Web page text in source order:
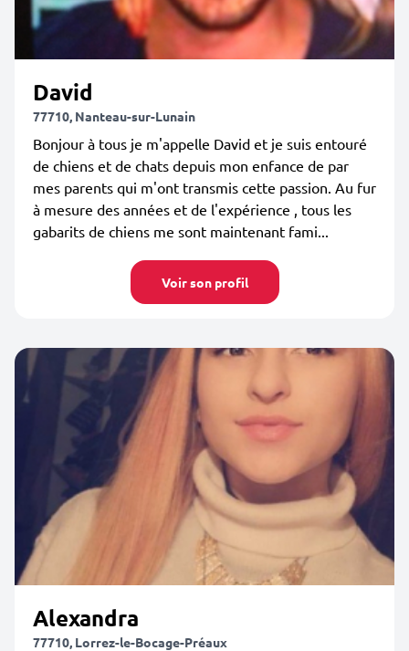
David
77710, Nanteau-sur-Lunain
Bonjour à tous je m'appelle David et je suis entouré
de chiens et de chats depuis mon enfance de par
mes parents qui m'ont transmis cette passion. Au fur
à mesure des années et de l'expérience , tous les
gabarits de chiens me sont maintenant fami...
Voir son profil
Alexandra
77710, Lorrez-le-Bocage-Préaux